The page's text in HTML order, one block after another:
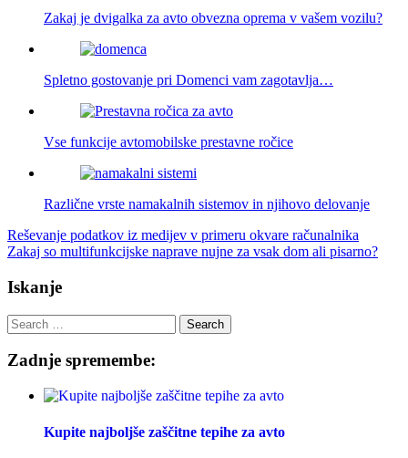
Zakaj je dvigalka za avto obvezna oprema v vašem vozilu?
Spletno gostovanje pri Domenci vam zagotavlja…
Vse funkcije avtomobilske prestavne ročice
Različne vrste namakalnih sistemov in njihovo delovanje
Post
navigation
Reševanje podatkov iz medijev v primeru okvare računalnika
Zakaj so multifunkcijske naprave nujne za vsak dom ali pisarno?
Iskanje
Search
for:
Zadnje spremembe:
Kupite najboljše zaščitne tepihe za avto